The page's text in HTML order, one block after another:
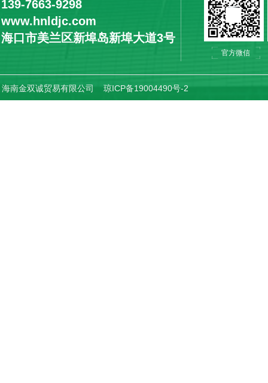
7663-9298
口市美兰区新埠岛新埠大道3号
官方微信
南金双诚贸易有限公司 琼ICP备19004490号-2